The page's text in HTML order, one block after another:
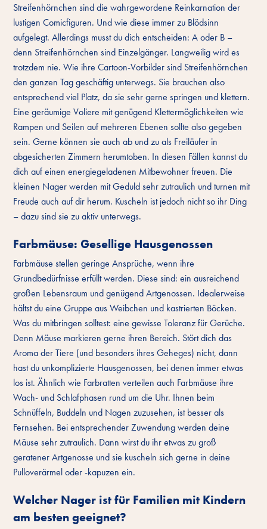
Streifenhörnchen sind die wahrgewordene Reinkarnation der
lustigen Comicfiguren. Und wie diese immer zu Blödsinn
aufgelegt. Allerdings musst du dich entscheiden: A oder B –
denn Streifenhörnchen sind Einzelgänger. Langweilig wird es
trotzdem nie. Wie ihre Cartoon-Vorbilder sind Streifenhörnchen
den ganzen Tag geschäftig unterwegs. Sie brauchen also
entsprechend viel Platz, da sie sehr gerne springen und klettern.
Eine geräumige Voliere mit genügend Klettermöglichkeiten wie
Rampen und Seilen auf mehreren Ebenen sollte also gegeben
sein. Gerne können sie auch ab und zu als Freiläufer in
abgesicherten Zimmern herumtoben. In diesen Fällen kannst du
dich auf einen energiegeladenen Mitbewohner freuen. Die
kleinen Nager werden mit Geduld sehr zutraulich und turnen mit
Freude auch auf dir herum. Kuscheln ist jedoch nicht so ihr Ding
– dazu sind sie zu aktiv unterwegs.
Farbmäuse: Gesellige Hausgenossen
Farbmäuse stellen geringe Ansprüche, wenn ihre
Grundbedürfnisse erfüllt werden. Diese sind: ein ausreichend
großen Lebensraum und genügend Artgenossen. Idealerweise
hältst du eine Gruppe aus Weibchen und kastrierten Böcken.
Was du mitbringen solltest: eine gewisse Toleranz für Gerüche.
Denn Mäuse markieren gerne ihren Bereich. Stört dich das
Aroma der Tiere (und besonders ihres Geheges) nicht, dann
hast du unkomplizierte Hausgenossen, bei denen immer etwas
los ist. Ähnlich wie Farbratten verteilen auch Farbmäuse ihre
Wach- und Schlafphasen rund um die Uhr. Ihnen beim
Schnüffeln, Buddeln und Nagen zuzusehen, ist besser als
Fernsehen. Bei entsprechender Zuwendung werden deine
Mäuse sehr zutraulich. Dann wirst du ihr etwas zu groß
geratener Artgenosse und sie kuscheln sich gerne in deine
Pulloverärmel oder -kapuzen ein.
Welcher Nager ist für Familien mit Kindern
am besten geeignet?